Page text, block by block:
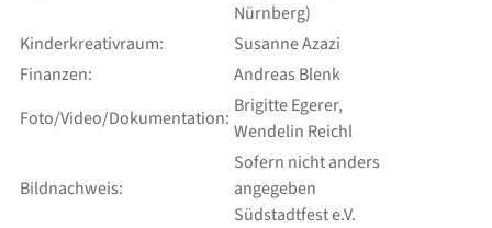
Nürnberg)
Kinderkreativraum:
Susanne Azazi
Finanzen:
Andreas Blenk
Foto/Video/Dokumentation:
Brigitte Egerer,
Wendelin Reichl
Bildnachweis:
Sofern nicht anders
angegeben
Südstadtfest e.V.